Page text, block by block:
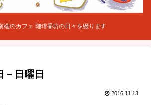
端のカフェ 珈琲香坊の日々を綴ります
－日曜日
2016.11.13